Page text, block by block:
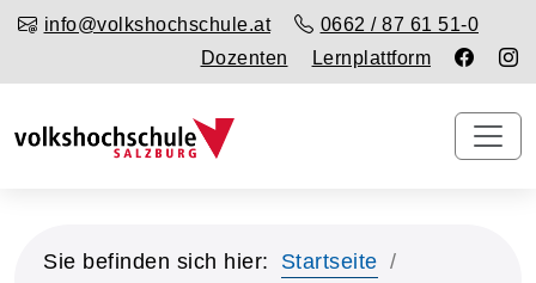
info@volkshochschule.at
0662 / 87 61 51-0
Dozenten
Lernplattform
Sie befinden sich hier:
Startseite